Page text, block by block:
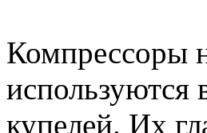
Компрессоры
используются
купелей. Их